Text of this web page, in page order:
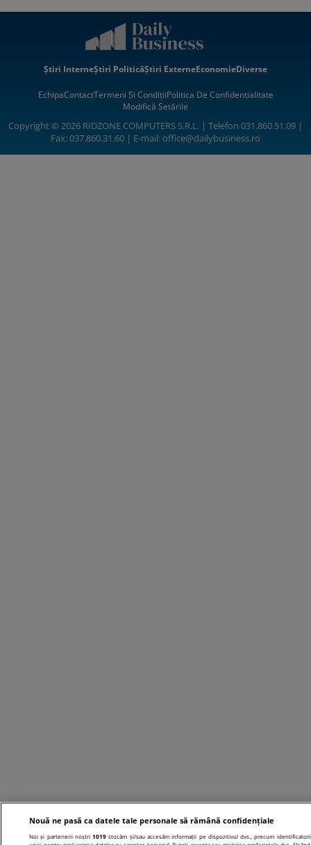
Știri InterneȘtiri PoliticăȘtiri ExterneEconomieDiverse
EchipaContactTermeni Si CondițiiPolitica De Confidentialitate
Modifică Setările
Copyright © 2026 RIDZONE COMPUTERS S.R.L. | Telefon 031.860.51.09 |
Fax: 037.860.31.60 | E-mail:office@dailybusiness.ro
Nouă ne pasă ca datele tale personale să rămână confidențiale
Noi și partenerii noștri1019 stocăm și/sau accesăm informații pe dispozitivul dvs., precum